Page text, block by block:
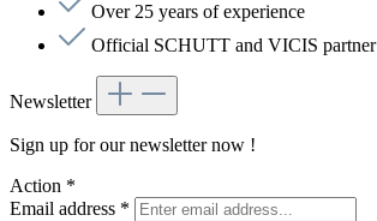
Over 25 years of experience
Official SCHUTT and VICIS partner
Newsletter
Sign up for our newsletter now !
Action *
Email address *